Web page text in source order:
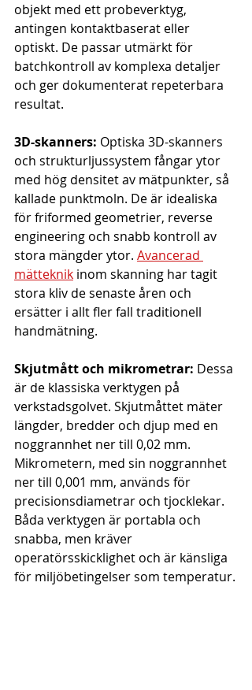
objekt med ett probeverktyg,
antingen kontaktbaserat eller
optiskt. De passar utmärkt för
batchkontroll av komplexa detaljer
och ger dokumenterat repeterbara
resultat.
3D-skanners: Optiska 3D-skanners
och strukturljussystem fångar ytor
med hög densitet av mätpunkter, så
kallade punktmoln. De är idealiska
för friformed geometrier, reverse
engineering och snabb kontroll av
stora mängder ytor. Avancerad
mätteknik inom skanning har tagit
stora kliv de senaste åren och
ersätter i allt fler fall traditionell
handmätning.
Skjutmått och mikrometrar: Dessa
är de klassiska verktygen på
verkstadsgolvet. Skjutmåttet mäter
längder, bredder och djup med en
noggrannhet ner till 0,02 mm.
Mikrometern, med sin noggrannhet
ner till 0,001 mm, används för
precisionsdiametrar och tjocklekar.
Båda verktygen är portabla och
snabba, men kräver
operatörsskicklighet och är känsliga
för miljöbetingelser som temperatur.